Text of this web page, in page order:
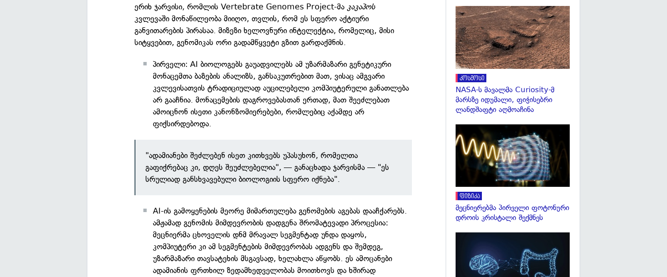
ერიხ ჯარვისი, რომლის Vertebrate Genomes Project-მაკაკაპოს
კვლევაში მონაწილეობა მიიღო, თვლის, რომ ეს სფერო აქტიური
განვითარების პირასაა. მიზეზი ხელოვნური ინტელექტია, რომელიც, მისი
სიტყვებით, გენომიკას ორი გადამწყვეტი გზით გარდაქმნის.
პირველი: AI ბიოლოგებს გაუადვილებს ამ უზარმაზარი გენეტიკური
მონაცემთა ბაზების ანალიზს, განსაკუთრებით მათ, ვისაც ამგვარი
კვლევისათვის ტრადიციულად აუცილებელი კომპიუტერული განათლება
არ გააჩნია. მონაცემების დაგროვებასთან ერთად, მათ შეეძლებათ
ამოიცნონ ისეთი კანონზომიერებები, რომლებიც აქამდე არ
ფიქსირდებოდა.
"ადამიანები შეძლებენ ისეთ კითხვებს უპასუხონ, რომელთა
გაფიქრებაც კი, დღეს შეუძლებელია", — განაცხადა ჯარვისმა — "ეს
სრულიად განსხვავებული ბიოლოგიის სფერო იქნება".
AI-ის გამოყენების მეორე მიმართულება გენომების აგებას დააჩქარებს.
ამჟამად გენომის მიმდევრობის დადგენა შრომატევადი პროცესია:
მეცნიერმა ცხოველის დნმ მრავალ სეგმენტად უნდა დაყოს,
კომპიუტერი კი ამ სეგმენტების მიმდევრობას ადგენს და შემდეგ,
უზარმაზარი თავსატეხის მსგავსად, ხელახლა აწყობს. ეს ამოცანები
ადამიანის ფრთხილ ზედამხედველობას მოითხოვს და ხშირად
კოსმოსი
NASA-ს მავალმა Curiosity-მ
მარსზე იდუმალი, ფიჭისებრი
ლანდშაფტი აღმოაჩინა
ფიზიკა
მეცნიერებმა პირველი ფოტონური
დროის კრისტალი შექმნეს